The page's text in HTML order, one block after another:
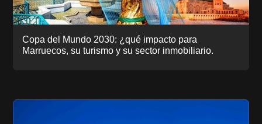
Copa del Mundo 2030: ¿qué impacto para
Marruecos, su turismo y su sector inmobiliario.